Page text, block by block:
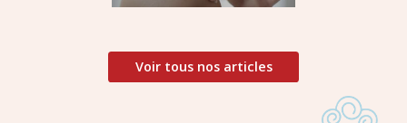
Voir tous nos articles